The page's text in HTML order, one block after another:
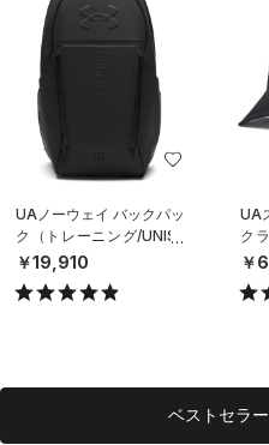
UAノーウェイ バックパッ
ク（トレーニング/UNISE
X）
￥19,910
UA
ク
（
￥
ベストセラ